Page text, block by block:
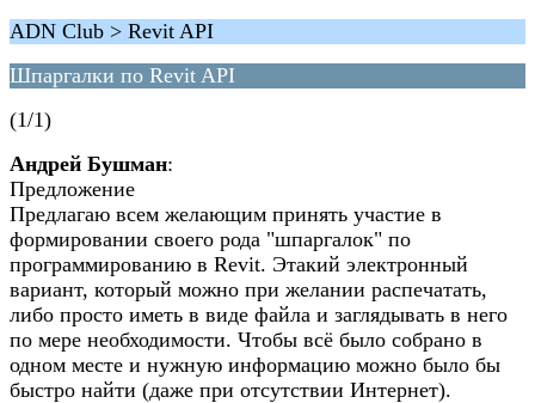
ADN Club > Revit API
Шпаргалки по Revit API
(1/1)
Андрей Бушман:
Предложение
Предлагаю всем желающим принять участие в
формировании своего рода "шпаргалок" по
программированию в Revit. Этакий электронный
вариант, который можно при желании распечатать,
либо просто иметь в виде файла и заглядывать в него
по мере необходимости. Чтобы всё было собрано в
одном месте и нужную информацию можно было бы
быстро найти (даже при отсутствии Интернет).